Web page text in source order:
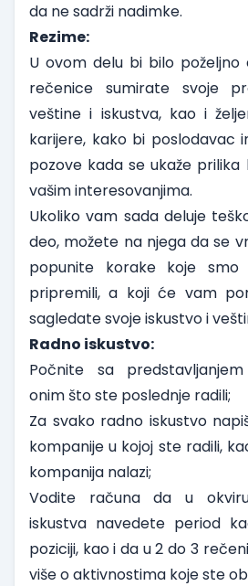
da ne sadrži nadimke.
Rezime:
U ovom delu bi bilo
rečenice sumirate svoje
veštine i iskustva, kao i
karijere, kako bi poslodavac
pozove kada se ukaže prilika
vašim interesovanjima.
Ukoliko vam sada deluje
deo, možete na njega da se
popunite korake koje
pripremili, a koji će vam
sagledate svoje iskustvo i
Radno iskustvo:
Počnite sa
onim što ste poslednje radili;
Za svako radno iskustvo
kompanije u kojoj ste radili,
kompanija nalazi;
Vodite računa da u
iskustva navedete period
poziciji, kao i da u 2 do 3
više o aktivnostima koje ste